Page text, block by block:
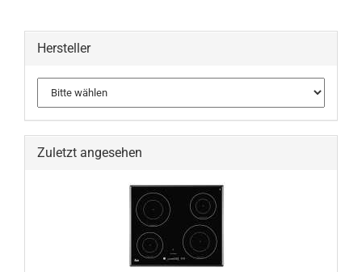
Hersteller
Zuletzt angesehen